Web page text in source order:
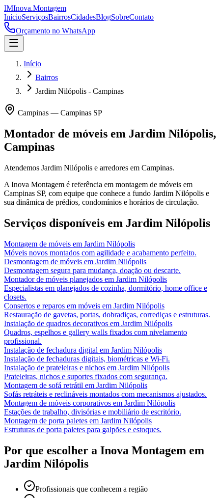
IMInova.Montagem
InícioServiçosBairrosCidadesBlogSobreContato
Orçamento no WhatsApp
Início
Bairros
Jardim Nilópolis - Campinas
Campinas — Campinas SP
Montador de móveis em Jardim Nilópolis,
Campinas
Atendemos Jardim Nilópolis e arredores em Campinas.
A Inova Montagem é referência em montagem de móveis em
Campinas SP, com equipe que conhece a fundo Jardim Nilópolis e
sua dinâmica de prédios, condomínios e horários de circulação.
Serviços disponíveis em Jardim Nilópolis
Montagem de móveis em Jardim Nilópolis
Móveis novos montados com agilidade e acabamento perfeito.
Desmontagem de móveis em Jardim Nilópolis
Desmontagem segura para mudança, doação ou descarte.
Montador de móveis planejados em Jardim Nilópolis
Especialistas em planejados de cozinha, dormitório, home office e
closets.
Consertos e reparos em móveis em Jardim Nilópolis
Restauração de gavetas, portas, dobradiças, corrediças e estruturas.
Instalação de quadros decorativos em Jardim Nilópolis
Quadros, espelhos e gallery walls fixados com nivelamento
profissional.
Instalação de fechadura digital em Jardim Nilópolis
Instalação de fechaduras digitais, biométricas e Wi-Fi.
Instalação de prateleiras e nichos em Jardim Nilópolis
Prateleiras, nichos e suportes fixados com segurança.
Montagem de sofá retrátil em Jardim Nilópolis
Sofás retráteis e reclináveis montados com mecanismos ajustados.
Montagem de móveis corporativos em Jardim Nilópolis
Estações de trabalho, divisórias e mobiliário de escritório.
Montagem de porta paletes em Jardim Nilópolis
Estruturas de porta paletes para galpões e estoques.
Por que escolher a Inova Montagem em
Jardim Nilópolis
Profissionais que conhecem a região